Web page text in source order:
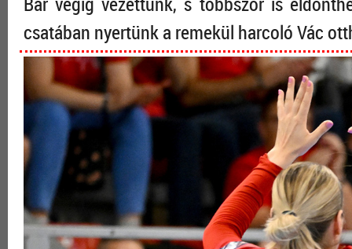
csatában nyertünk a remekül harcoló Vác